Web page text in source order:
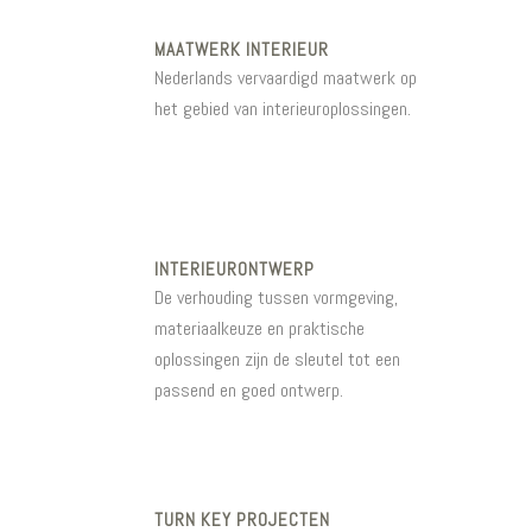
MAATWERK INTERIEUR
Nederlands vervaardigd maatwerk op
het gebied van interieuroplossingen.
INTERIEURONTWERP
De verhouding tussen vormgeving,
materiaalkeuze en praktische
oplossingen zijn de sleutel tot een
passend en goed ontwerp.
TURN KEY PROJECTEN